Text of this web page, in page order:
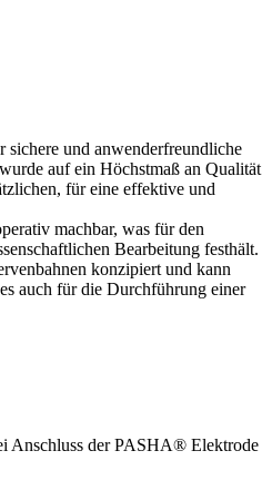
und anwenderfreundliche
auf ein Höchstmaß an Qualität
für eine effektive und
machbar, was für den
Bearbeitung festhält.
konzipiert und kann
auch für die Durchführung einer
Anschluss der PASHA® Elektrode